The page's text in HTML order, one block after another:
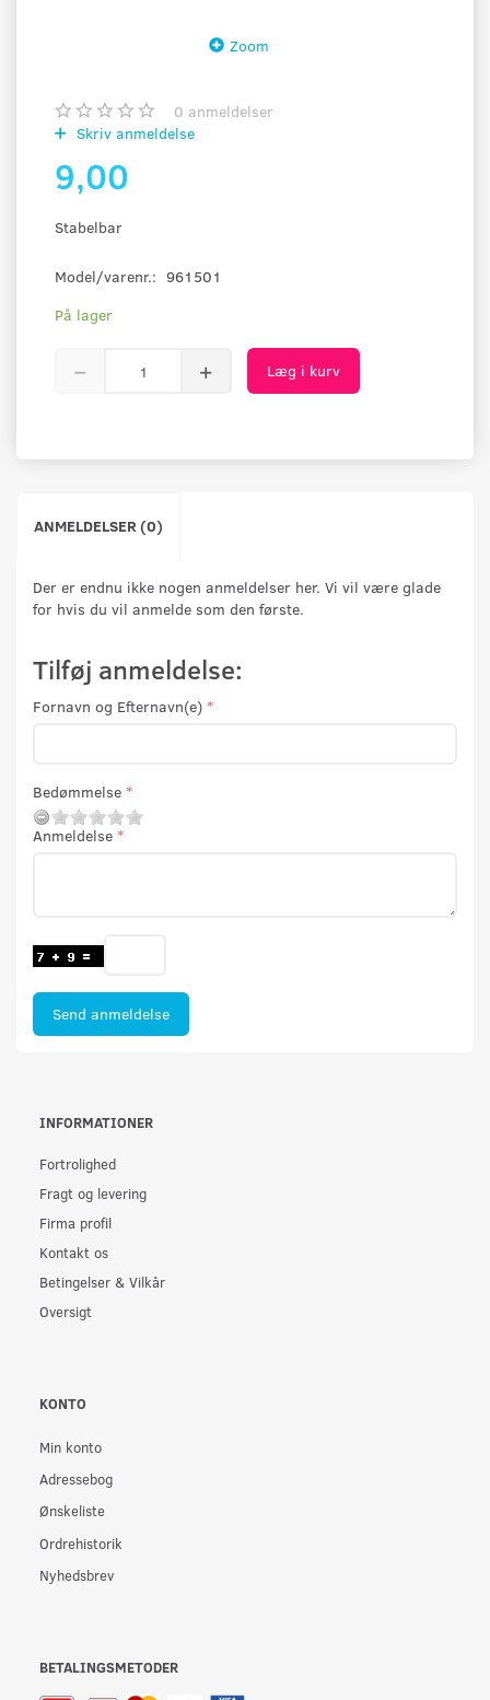
Zoom
0 anmeldelser
Skriv anmeldelse
9,00
Stabelbar
Model/varenr.: 961501
På lager
Læg i kurv
ANMELDELSER (0)
Der er endnu ikke nogen anmeldelser her. Vi vil være glade
for hvis du vil anmelde som den første.
Tilføj anmeldelse:
Fornavn og Efternavn(e)
Bedømmelse
Anmeldelse
Send anmeldelse
INFORMATIONER
Fortrolighed
Fragt og levering
Firma profil
Kontakt os
Betingelser & Vilkår
Oversigt
KONTO
Min konto
Adressebog
Ønskeliste
Ordrehistorik
Nyhedsbrev
BETALINGSMETODER